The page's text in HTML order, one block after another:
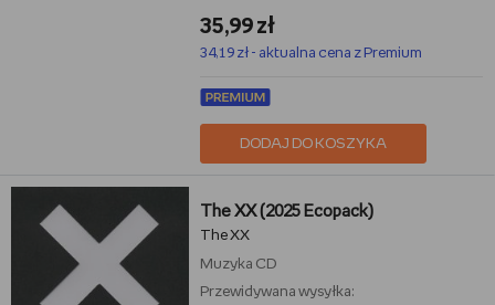
35,99 zł
34,19 zł - aktualna cena z Premium
DODAJ DO KOSZYKA
The XX (2025 Ecopack)
The XX
Muzyka CD
Przewidywana wysyłka: